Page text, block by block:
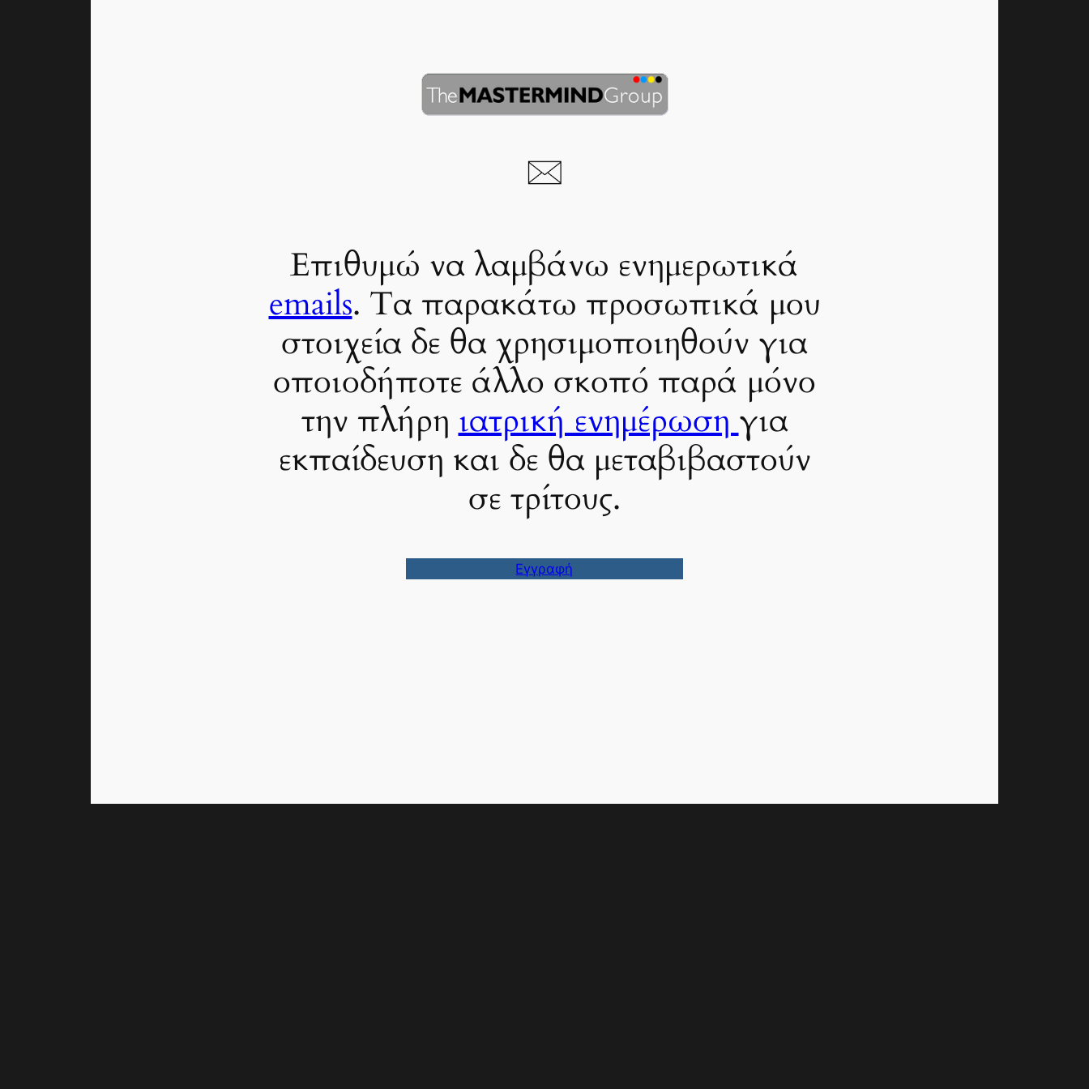
Επιθυμώ να λαμβάνω ενημερωτικά
emails. Τα παρακάτω προσωπικά μου
στοιχεία δε θα χρησιμοποιηθούν για
οποιοδήποτε άλλο σκοπό παρά μόνο
την πλήρηιατρική ενημέρωσηγια
εκπαίδευση και δε θα μεταβιβαστούν
σε τρίτους.
Εγγραφή